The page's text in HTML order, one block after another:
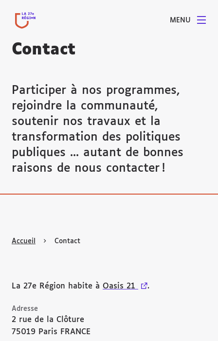
MENU
Contact
Participer à nos programmes,
rejoindre la communauté,
soutenir nos travaux et la
transformation des politiques
publiques ... autant de bonnes
raisons de nous contacter !
Accueil Contact
La 27e Région habite à Oasis 21 (lien externe)
.
Adresse
2 rue de la Clôture
75019 Paris FRANCE